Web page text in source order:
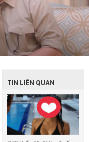
TIN LIÊN QUAN